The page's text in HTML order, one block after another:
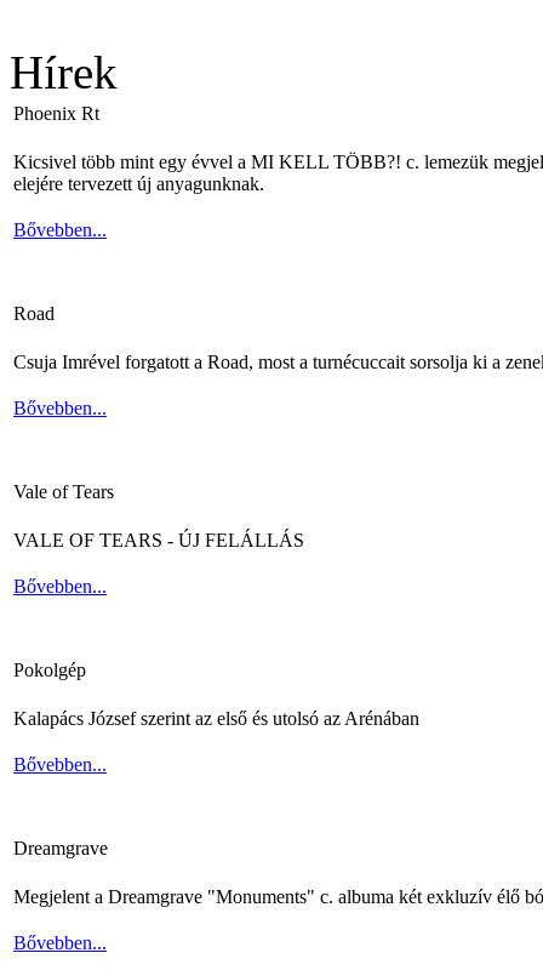
Hírek
Phoenix Rt
Kicsivel több mint egy évvel a MI KELL TÖBB?! c. lemezük
elejére tervezett új anyagunknak.
Bővebben...
Road
Csuja Imrével forgatott a Road, most a turnécuccait sorsolja ki a
Bővebben...
Vale of Tears
VALE OF TEARS - ÚJ FELÁLLÁS
Bővebben...
Pokolgép
Kalapács József szerint az első és utolsó az Arénában
Bővebben...
Dreamgrave
Megjelent a Dreamgrave "Monuments" c. albuma két exkluzív élő
Bővebben...